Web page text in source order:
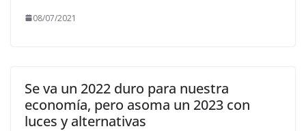
08/07/2021
Se va un 2022 duro para nuestra
economía, pero asoma un 2023 con
luces y alternativas